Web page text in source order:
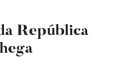
República